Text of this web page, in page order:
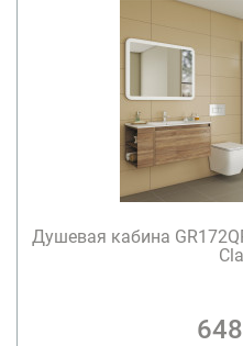
Душевая кабина